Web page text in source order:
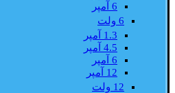
6 آمپر
6 ولت
1.3 آمپر
4.5 آمپر
6 آمپر
12 آمپر
12 ولت